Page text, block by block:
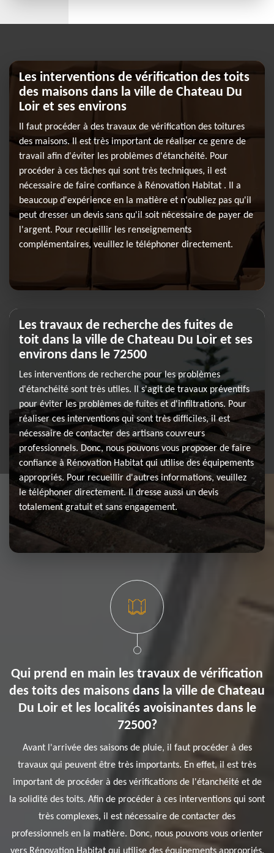
Les interventions de vérification des toits
des maisons dans la ville de Chateau Du
Loir et ses environs
Il faut procéder à des travaux de vérification des toitures
des maisons. Il est très important de réaliser ce genre de
travail afin d'éviter les problèmes d'étanchéité. Pour
procéder à ces tâches qui sont très techniques, il est
nécessaire de faire confiance à Rénovation Habitat . Il a
beaucoup d'expérience en la matière et n'oubliez pas qu'il
peut dresser un devis sans qu'il soit nécessaire de payer de
l'argent. Pour recueillir les renseignements
complémentaires, veuillez le téléphoner directement.
Les travaux de recherche des fuites de
toit dans la ville de Chateau Du Loir et ses
environs dans le 72500
Les interventions de recherche pour les problèmes
d'étanchéité sont très utiles. Il s'agit de travaux préventifs
pour éviter les problèmes de fuites et d'infiltrations. Pour
réaliser ces interventions qui sont très difficiles, il est
nécessaire de contacter des artisans couvreurs
professionnels. Donc, nous pouvons vous proposer de faire
confiance à Rénovation Habitat qui utilise des équipements
appropriés. Pour recueillir d'autres informations, veuillez
le téléphoner directement. Il dresse aussi un devis
totalement gratuit et sans engagement.
Qui prend en main les travaux de vérification
des toits des maisons dans la ville de Chateau
Du Loir et les localités avoisinantes dans le
72500?
Avant l'arrivée des saisons de pluie, il faut procéder à des
travaux qui peuvent être très importants. En effet, il est très
important de procéder à des vérifications de l'étanchéité et de
la solidité des toits. Afin de procéder à ces interventions qui sont
très complexes, il est nécessaire de contacter des
professionnels en la matière. Donc, nous pouvons vous orienter